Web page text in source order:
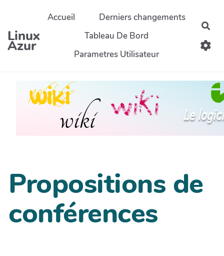
Aller au contenu principal
Linux
Azur
Accueil
Derniers changements
Tableau De Bord
Parametres Utilisateur
Propositions de
conférences